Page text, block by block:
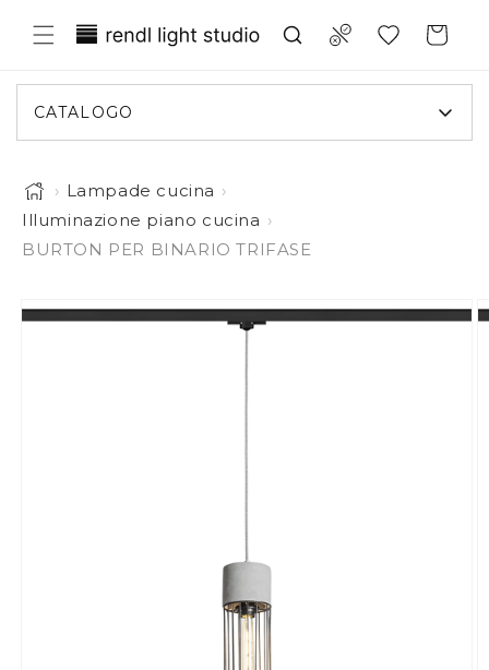
ai contenuti Compare
Translation missing: Carrello
CATALOGO
› Lampade cucina ›
Illuminazione piano cucina ›
BURTON PER BINARIO TRIFASE
L'immagine 1 è ora disponibile in visualizzazione
sul prodotto